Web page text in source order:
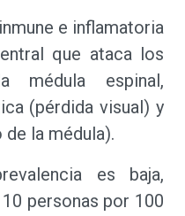
e inflamatoria
que ataca los
médula espinal,
(pérdida visual) y
la médula).
es baja,
personas por 100